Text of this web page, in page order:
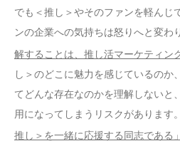
でも＜推し＞やそのファンを軽んじ
ンの企業への気持ちは怒りへと変わ
解することは、推し活マーケティン
し＞のどこに魅力を感じているのか
てどんな存在なのかを理解しないと
用になってしまうリスクがあります。
推し＞を一緒に応援する同志である